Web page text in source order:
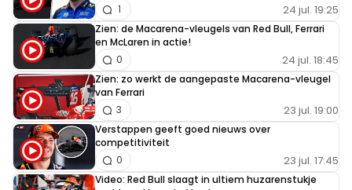
24 jul. 19:25
1
Zien: de Macarena-vleugels van Red Bull, Ferrari
en McLaren in actie!
24 jul. 18:45
0
Zien: zo werkt de aangepaste Macarena-vleugel
van Ferrari
23 jul. 19:00
3
Verstappen geeft goed nieuws over
competitiviteit
23 jul. 17:45
0
Video: Red Bull slaagt in ultiem huzarenstukje